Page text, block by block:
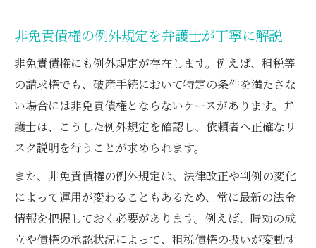
非免責債権の例外規定を弁護士が丁寧に解説
非免責債権にも例外規定が存在します。例えば、租税等
の請求権でも、破産手続において特定の条件を満たさな
い場合には非免責債権とならないケースがあります。弁
護士は、こうした例外規定を確認し、依頼者へ正確なリ
スク説明を行うことが求められます。
また、非免責債権の例外規定は、法律改正や判例の変化
によって運用が変わることもあるため、常に最新の法令
情報を把握しておく必要があります。例えば、時効の成
立や債権の承認状況によって、租税債権の扱いが変動す